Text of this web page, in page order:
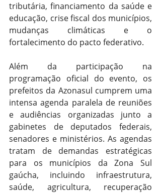
tributária, financiamento da saúde e
educação, crise fiscal dos municípios,
mudanças climáticas e o
fortalecimento do pacto federativo.
Além da participação na
programação oficial do evento, os
prefeitos da Azonasul cumprem uma
intensa agenda paralela de reuniões
e audiências organizadas junto a
gabinetes de deputados federais,
senadores e ministérios. As agendas
tratam de demandas estratégicas
para os municípios da Zona Sul
gaúcha, incluindo infraestrutura,
saúde, agricultura, recuperação